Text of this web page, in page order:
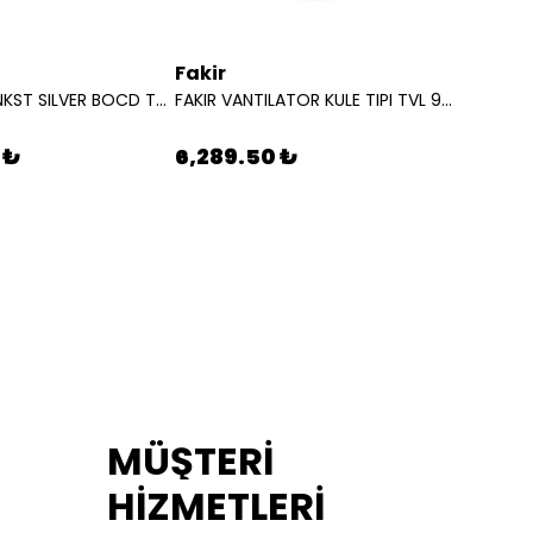
BEKO OCAK ANKST SILVER BOCD T 6510 7778220256
₺
Fakir
FAKIR VANTILATOR KULE TIPI TVL 90 S 31000860
6,289.50 ₺
MÜŞTERİ
HİZMETLERİ